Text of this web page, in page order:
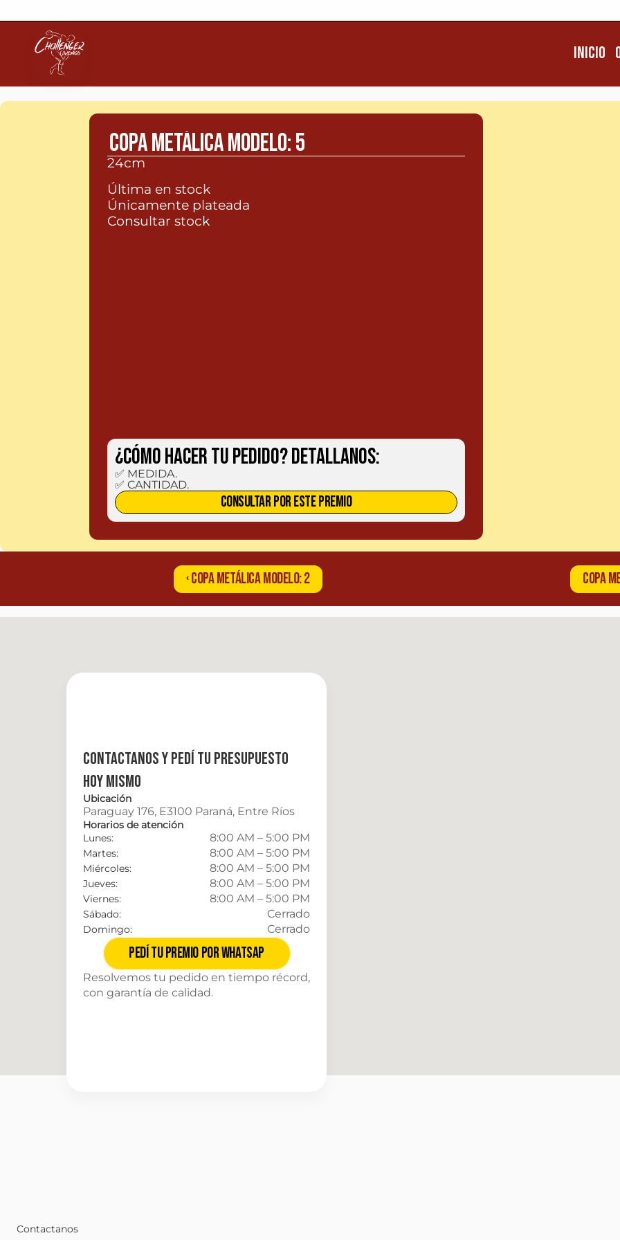
Inicio
Inicio
COPA METÁLICA MODELO: 5
24cm
Última en stock
Únicamente plateada
Consultar stock
¿CÓMO HACER TU PEDIDO? Detallanos:
✅ MEDIDA.
✅ CANTIDAD.
CONSULTAR POR ESTE PREMIO
‹ COPA METÁLICA MODELO: 2 COPA
Contactanos y pedí tu presupuesto
hoy mismo
Ubicación
Paraguay 176, E3100 Paraná, Entre Ríos
Horarios de atención
Lunes:
8:00 AM – 5:00 PM
Martes: 8:00 AM – 5:00 PM
Miércoles: 8:00 AM – 5:00 PM
Jueves: 8:00 AM – 5:00 PM
Viernes: 8:00 AM – 5:00 PM
Sábado: Cerrado
Domingo: Cerrado
Pedí tu premio por Whatsap
Resolvemos tu pedido en tiempo récord,
con garantía de calidad.
Contactanos